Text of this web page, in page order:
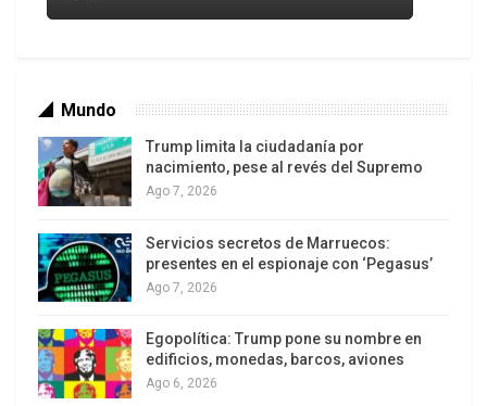
Los latinos le van dando la espalda a Trump
Mundo
Trump limita la ciudadanía por
nacimiento, pese al revés del Supremo
Ago 7, 2026
Servicios secretos de Marruecos:
presentes en el espionaje con ‘Pegasus’
Ago 7, 2026
Egopolítica: Trump pone su nombre en
edificios, monedas, barcos, aviones
Ago 6, 2026